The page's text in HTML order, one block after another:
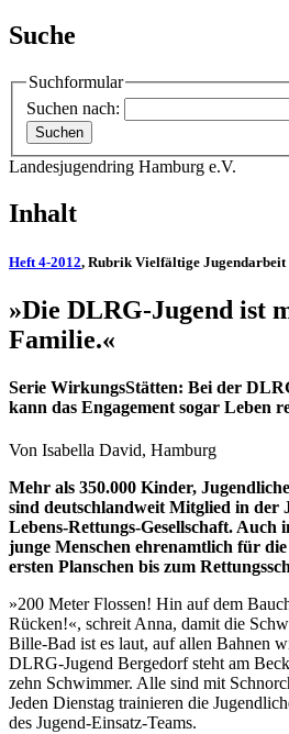
Suche
Suchformular
Suchen nach:
Landesjugendring Hamburg e.V.
Inhalt
Heft 4-2012, Rubrik Vielfältige Jugendarbeit
»Die DLRG-Jugend ist
Familie.«
Serie WirkungsStätten: Bei der
kann das Engagement sogar Leben
Von Isabella David, Hamburg
Mehr als 350.000 Kinder,
sind deutschlandweit Mitglied in der
Lebens-Rettungs-Gesellschaft. Auch
junge Menschen ehrenamtlich für
ersten Planschen bis zum
»200 Meter Flossen! Hin auf dem
Rücken!«, schreit Anna, damit die
Bille-Bad ist es laut, auf allen Bahnen
DLRG-Jugend Bergedorf steht am
zehn Schwimmer. Alle sind mit
Jeden Dienstag trainieren die
des Jugend-Einsatz-Teams.